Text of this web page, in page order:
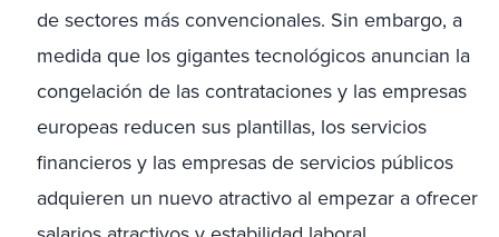
de sectores más convencionales. Sin embargo, a
medida que los gigantes tecnológicos anuncian la
congelación de las contrataciones y las empresas
europeas reducen sus plantillas, los servicios
financieros y las empresas de servicios públicos
adquieren un nuevo atractivo al empezar a ofrecer